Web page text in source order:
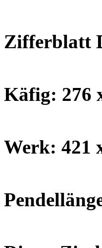
Zifferblatt
Käfig: 276
Werk: 421